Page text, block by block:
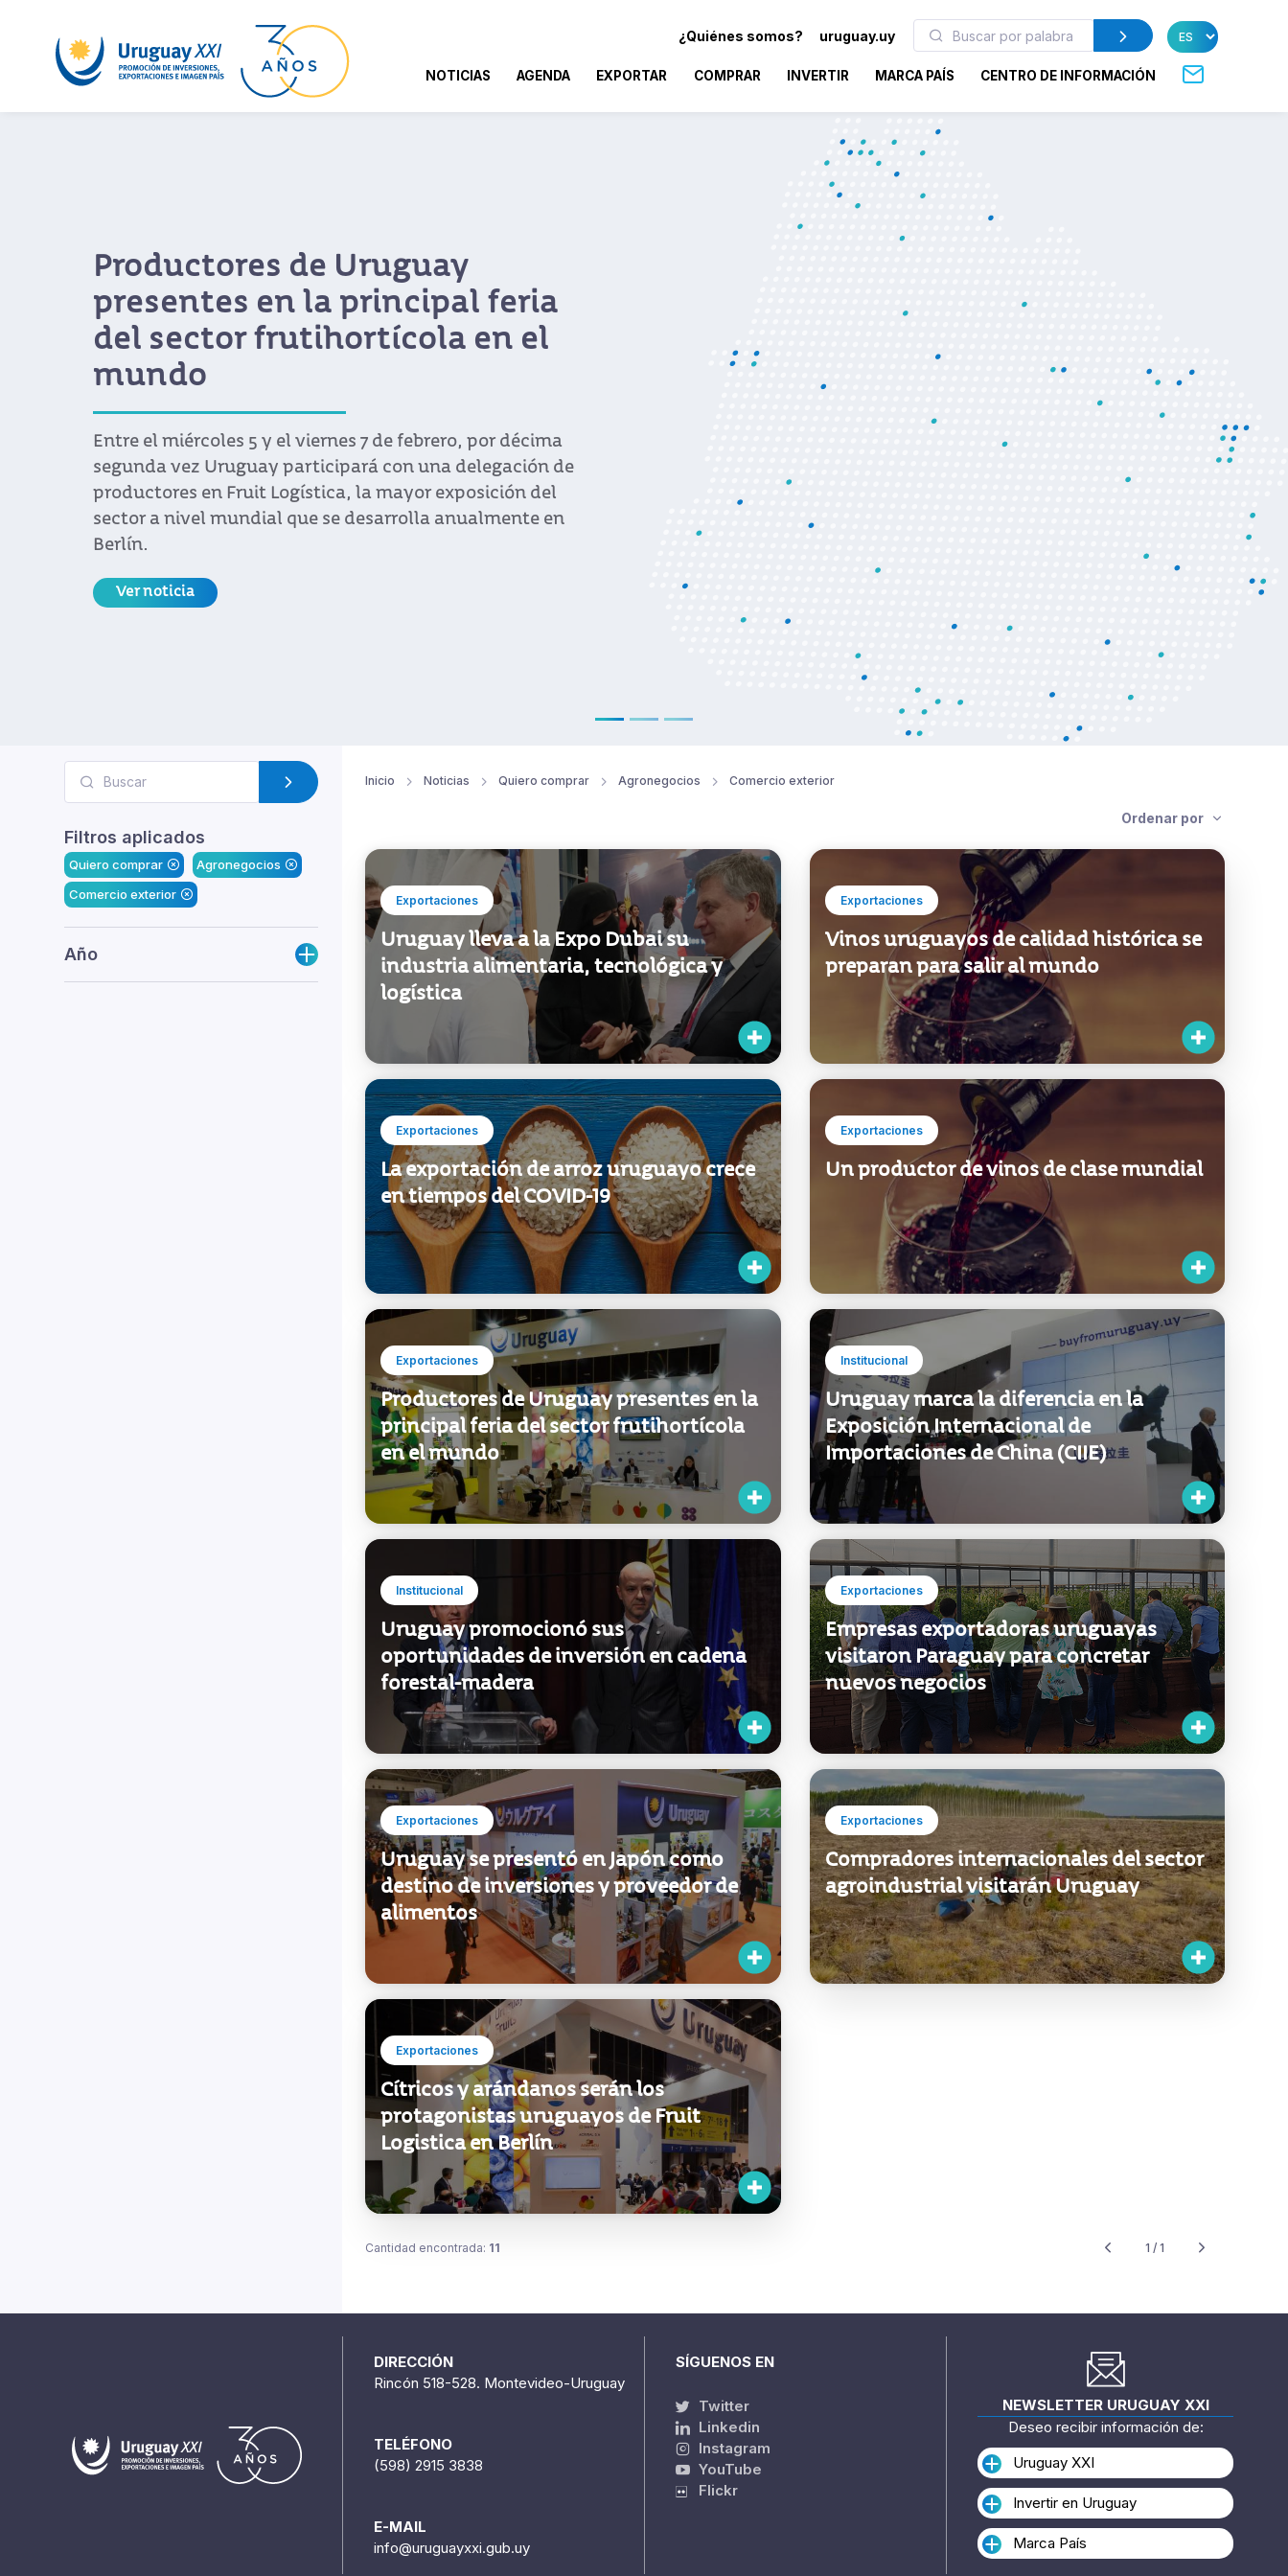
¿Quiénes somos? uruguay.uy
NOTICIAS AGENDA EXPORTAR COMPRAR INVERTIR MARCA PAÍS CENTRO DE INFORMACIÓN
la Exposición Internacional de
Filtros aplicados
Quiero comprar
Agronegocios
Comercio exterior
Año
Inicio Noticias Quiero comprar Agronegocios Comercio exterior
Ordenar por
Exportaciones
Uruguay lleva a la Expo Dubai su
industria alimentaria, tecnológica y
logística
Exportaciones
Vinos uruguayos de calidad histórica se
preparan para salir al mundo
Exportaciones
La exportación de arroz uruguayo crece
en tiempos del COVID-19
Exportaciones
Un productor de vinos de clase mundial
Exportaciones
Productores de Uruguay presentes en la
principal feria del sector frutihortícola
en el mundo
Institucional
Uruguay marca la diferencia en la
Exposición Internacional de
Importaciones de China (CIIE)
Institucional
Uruguay promocionó sus
oportunidades de inversión en cadena
forestal-madera
Exportaciones
Empresas exportadoras uruguayas
visitaron Paraguay para concretar
nuevos negocios
Exportaciones
Uruguay se presentó en Japón como
destino de inversiones y proveedor de
alimentos
Exportaciones
Compradores internacionales del sector
agroindustrial visitarán Uruguay
Exportaciones
Cítricos y arándanos serán los
protagonistas uruguayos de Fruit
Logistica en Berlín
Cantidad encontrada: 11 1 / 1
DIRECCIÓN
Rincón 518-528. Montevideo-Uruguay
TELÉFONO
(598) 2915 3838
E-MAIL
info@uruguayxxi.gub.uy
SÍGUENOS EN
Twitter
Linkedin
Instagram
YouTube
Flickr
NEWSLETTER URUGUAY XXI
Deseo recibir información de:
Uruguay XXI
Invertir en Uruguay
Marca País